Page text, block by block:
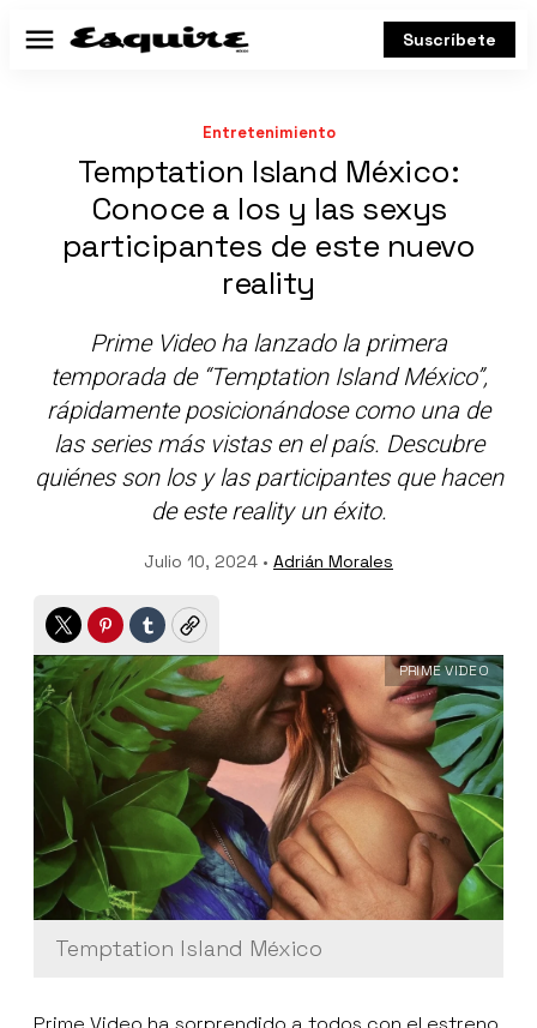
Menú Suscríbete
Entretenimiento
Temptation Island México:
Conoce a los y las sexys
participantes de este nuevo
reality
Prime Video ha lanzado la primera
temporada de “Temptation Island México”,
rápidamente posicionándose como una de
las series más vistas en el país. Descubre
quiénes son los y las participantes que hacen
de este reality un éxito.
Julio 10, 2024 • Adrián Morales
TwitterPinterest
TumblrCopy
Temptation Island México
PRIME VIDEO